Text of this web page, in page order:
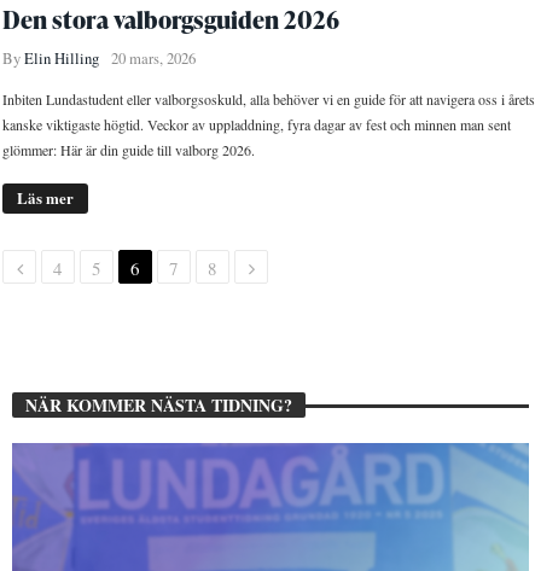
Den stora valborgsguiden 2026
ByElin Hilling 20 mars, 2026
Inbiten Lundastudent eller valborgsoskuld, alla behöver vi en guide för att navigera oss i årets
kanske viktigaste högtid. Veckor av uppladdning, fyra dagar av fest och minnen man sent
glömmer: Här är din guide till valborg 2026.
Läs mer
4 5 6 7 8
NÄR KOMMER NÄSTA TIDNING?